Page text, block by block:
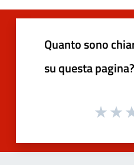
Quanto sono
su questa pagina?